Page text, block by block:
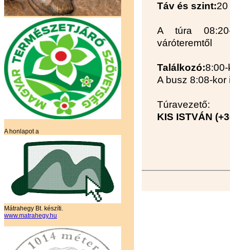
A honlapot a
Mátrahegy Bt. készíti.
www.matrahegy.hu
Táv és szint:
A túra
váróteremtől
Találkozó:
A busz 8:08-
Túravezető:
KIS ISTVÁN